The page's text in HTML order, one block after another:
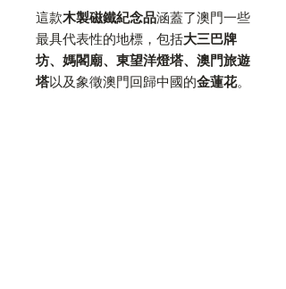
這款木製磁鐵紀念品涵蓋了澳門一些
最具代表性的地標，包括大三巴牌
坊、媽閣廟、東望洋燈塔、澳門旅遊
塔以及象徵澳門回歸中國的金蓮花。